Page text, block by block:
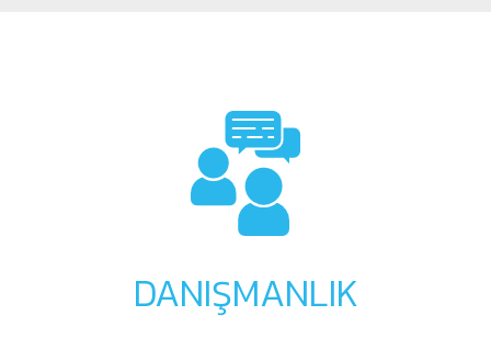
DANIŞMANLIK